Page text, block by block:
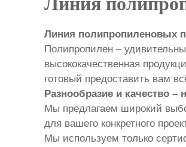
Линия полипропиленовых
Полипропилен –
высококачественная
готовый предоставить вам
Разнообразие и качество –
Мы предлагаем широкий
для вашего конкретного
Мы используем только